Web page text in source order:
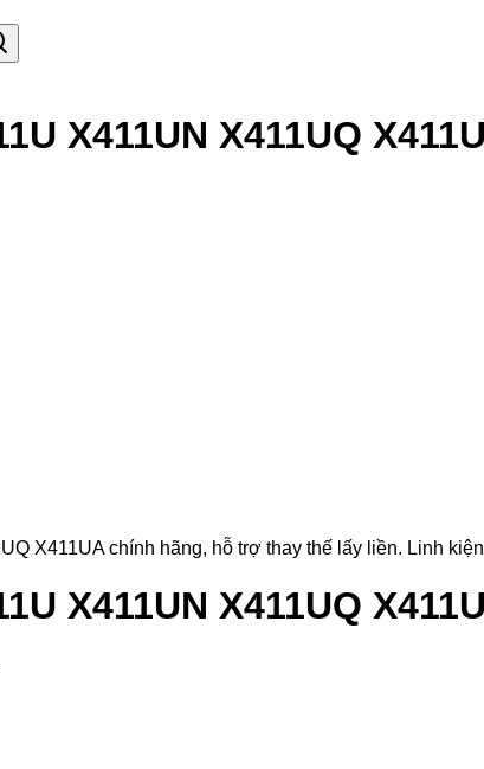
X411UN X411UQ
X411UA chính hãng, hỗ trợ thay thế lấy liền. Linh
X411UN X411UQ